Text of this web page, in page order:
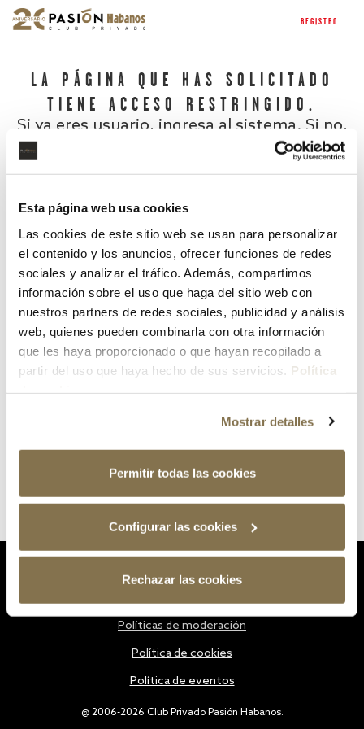
Esta página web usa cookies
Las cookies de este sitio web se usan para personalizar
el contenido y los anuncios, ofrecer funciones de redes
sociales y analizar el tráfico. Además, compartimos
información sobre el uso que haga del sitio web con
nuestros partners de redes sociales, publicidad y análisis
web, quienes pueden combinarla con otra información
que les haya proporcionado o que hayan recopilado a
partir del uso que haya hecho de sus servicios. Política
Mostrar detalles
Permitir todas las cookies
Configurar las cookies
Rechazar las cookies
REGISTRO
LA PÁGINA QUE HAS SOLICITADO
TIENE ACCESO RESTRINGIDO.
Si ya eres usuario, ingresa al sistema. Si no,
¿Has olvidado tu contraseña?
@ 2006-2026 Club Privado Pasión Habanos.
Políticas de moderación
Política de cookies
Política de eventos